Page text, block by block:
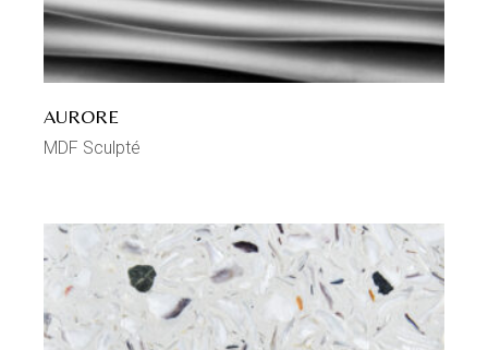
AURORE
MDF Sculpté